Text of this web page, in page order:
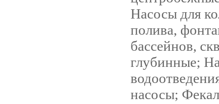
Насосы для
полива,
бассейнов,
глубинные;
насосы;